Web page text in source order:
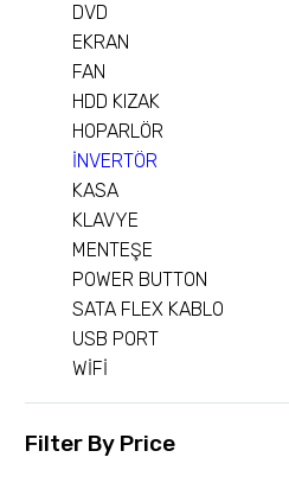
DVD
EKRAN
FAN
HDD KIZAK
HOPARLÖR
İNVERTÖR
KASA
KLAVYE
MENTEŞE
POWER BUTTON
SATA FLEX KABLO
USB PORT
WİFİ
Filter By Price